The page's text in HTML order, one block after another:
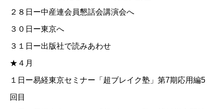
２８日ー中産連会員懇話会講演会へ
３０日ー東京へ
３１日ー出版社で読みあわせ
★４月
１日ー易経東京セミナー「超ブレイク塾」第7期応用編5
回目